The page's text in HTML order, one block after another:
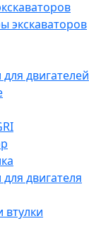
экскаваторов
двигателей
двигателя